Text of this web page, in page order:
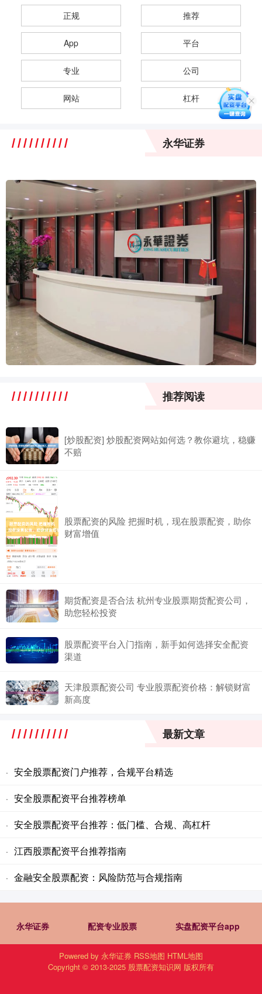
正规 推荐
App 平台
专业 公司
网站 杠杆
永华证券
推荐阅读
[炒股配资] 炒股配资网站如何选？教你避坑，稳赚
不赔
股票配资的风险 把握时机，现在股票配资，助你
财富增值
期货配资是否合法 杭州专业股票期货配资公司，
助您轻松投资
股票配资平台入门指南，新手如何选择安全配资
渠道
天津股票配资公司 专业股票配资价格：解锁财富
新高度
最新文章
· 安全股票配资门户推荐，合规平台精选
· 安全股票配资平台推荐榜单
· 安全股票配资平台推荐：低门槛、合规、高杠杆
· 江西股票配资平台推荐指南
· 金融安全股票配资：风险防范与合规指南
永华证券 配资专业股票 实盘配资平台app
Powered by 永华证券 RSS地图 HTML地图
Copyright © 2013-2025 股票配资知识网 版权所有